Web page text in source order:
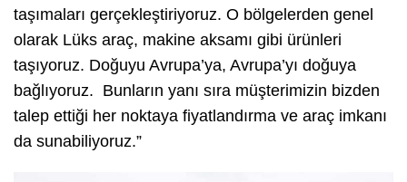
taşımaları gerçekleştiriyoruz. O bölgelerden genel
olarak Lüks araç, makine aksamı gibi ürünleri
taşıyoruz. Doğuyu Avrupa’ya, Avrupa’yı doğuya
bağlıyoruz. Bunların yanı sıra müşterimizin bizden
talep ettiği her noktaya fiyatlandırma ve araç imkanı
da sunabiliyoruz.”